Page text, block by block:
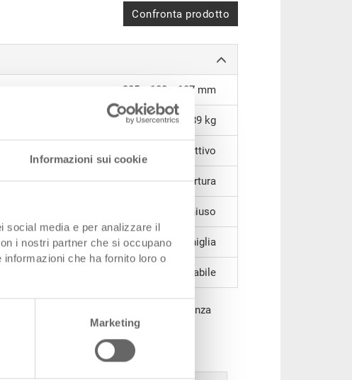
Informazioni sui cookie
social media e per analizzare il
i nostri partner che si occupano
che ha fornito loro o
Marketing
Confronta prodotto
305 x 180 x 187 mm
0,89 kg
PP conduttivo
chiuse, 1 parete corta con apertura
chiuso
1 impugnatura a conchiglia
impilabile
di lupo ESD 3, impilabile, PP ESD, resistenza
nero, 350/300x210x200 mm, interno
imballo 12 pezzi